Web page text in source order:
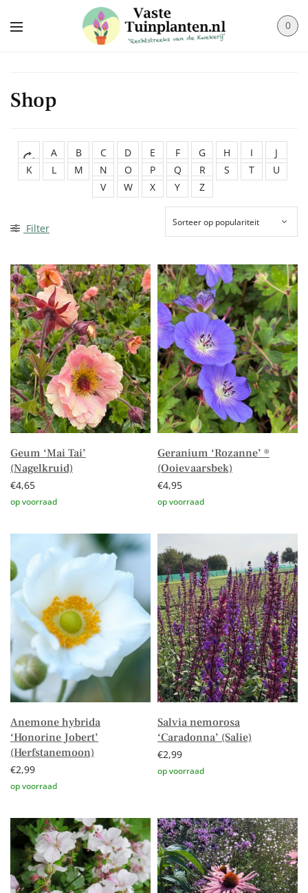
0
Shop
A B C D E F G H I
J
K
L M N O P Q R S T
U
V
W X Y Z
Filter
Geum ‘Mai Tai’
(Nagelkruid)
€4,65
Geranium ‘Rozanne’ ®
(Ooievaarsbek)
€4,95
Anemone hybrida
‘Honorine Jobert’
(Herfstanemoon)
€2,99
Salvia nemorosa
‘Caradonna’ (Salie)
€2,99